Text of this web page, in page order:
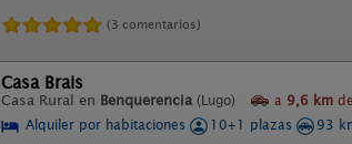
(3 comentarios)
Casa Brais
Casa Rural en Benquerencia (Lugo) a 9,6 km
Alquiler por habitaciones
10+1 plazas
93